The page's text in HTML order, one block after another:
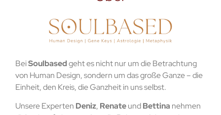
BeiSoulbasedgeht es nicht nur um die Betrachtung
von Human Design, sondern um das große Ganze – die
Einheit, den Kreis, die Ganzheit in uns selbst.
Unsere Experten Deniz, RenateundBettina nehmen